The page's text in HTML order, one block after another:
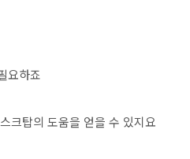
요하죠
크탑의 도움을 얻을 수 있지요